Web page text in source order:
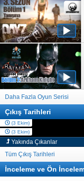
Daha Fazla Oyun Serisi
Çıkış Tarihleri
(3 Ekim)
PC
(3 Ekim)
PC
Yakında Çıkanlar
Tüm Çıkış Tarihleri
İnceleme ve Ön